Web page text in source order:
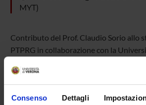
Consenso Dettagli
MYT)
Contributo del Prof. Claudio Sorio allo
PTPRG in collaborazione con la
TITOLO FORMATO (LINGUA,